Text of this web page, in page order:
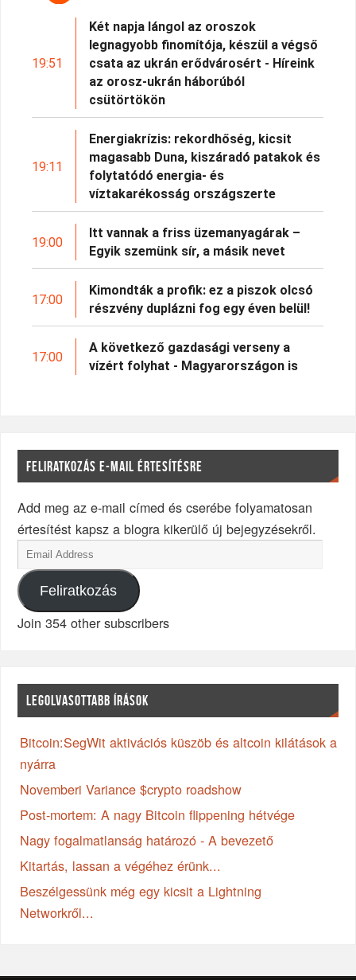
19:51
Két napja lángol az oroszok
legnagyobb finomítója, készül a végső
csata az ukrán erődvárosért - Híreink
az orosz-ukrán háborúból
csütörtökön
19:11
Energiakrízis: rekordhőség, kicsit
magasabb Duna, kiszáradó patakok és
folytatódó energia- és
víztakarékosság országszerte
19:00
Itt vannak a friss üzemanyagárak –
Egyik szemünk sír, a másik nevet
17:00
Kimondták a profik: ez a piszok olcsó
részvény duplázni fog egy éven belül!
17:00
A következő gazdasági verseny a
vízért folyhat - Magyarországon is
FELIRATKOZÁS E-MAIL ÉRTESÍTÉSRE
Add meg az e-mail címed és cserébe folyamatosan
értesítést kapsz a blogra kikerülő új bejegyzésekről.
Feliratkozás
Join 354 other subscribers
LEGOLVASOTTABB ÍRÁSOK
Bitcoin:SegWit aktivációs küszöb és altcoin kilátások a
nyárra
Novemberi Variance $crypto roadshow
Post-mortem: A nagy Bitcoin flippening hétvége
Nagy fogalmatlanság határozó - A bevezető
Kitartás, lassan a végéhez érünk...
Beszélgessünk még egy kicsit a Lightning
Networkről...